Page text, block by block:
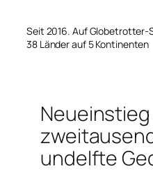
Seit 2016. Auf Globetrotter-
38 Länder auf 5 Kontinenten
Neueinstieg
undelfte